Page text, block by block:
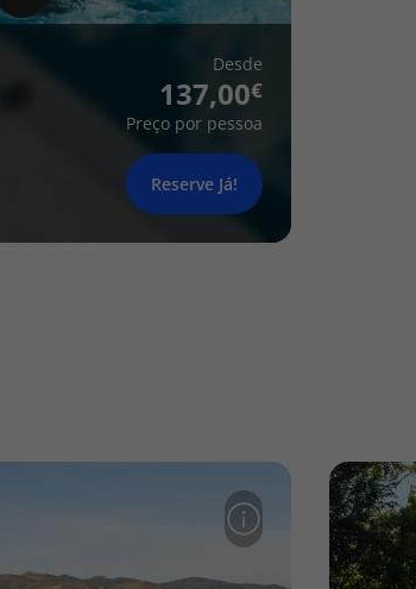
Desde
137,00
Preço por pessoa
Reserve Já!